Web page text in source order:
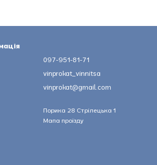
097-951-81-71
vinprokat_vinnitsa
vinprokat@gmail.com
Порика 28 Стрілецька 1
Мапа проїзду